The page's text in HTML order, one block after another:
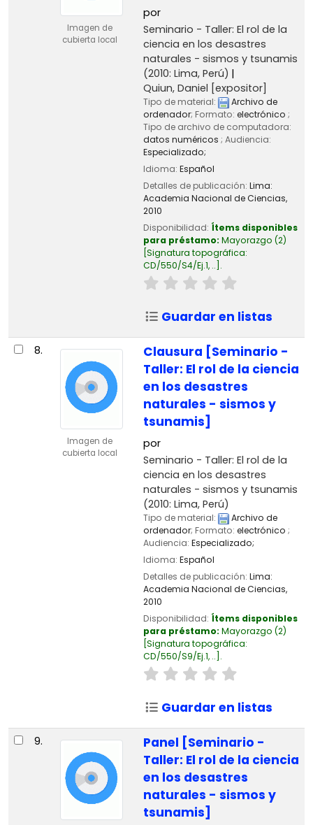
Imagen de
cubierta local
por
Seminario - Taller: El rol de la
ciencia en los desastres
naturales - sismos y tsunamis
(2010: Lima, Perú)
Quiun, Daniel [expositor]
Tipo de material:
Archivo de
ordenador; Formato: electrónico ;
Tipo de archivo de computadora:
datos numéricos ; Audiencia:
Especializado;
Idioma: Español
Detalles de publicación: Lima:
Academia Nacional de Ciencias,
2010
Disponibilidad: Ítems disponibles
para préstamo: Mayorazgo (2)
Signatura topográfica:
CD/550/S4/Ej.1, .. .
Guardar en listas
8.
Imagen de
cubierta local
Clausura [Seminario -
Taller: El rol de la ciencia
en los desastres
naturales - sismos y
tsunamis]
por
Seminario - Taller: El rol de la
ciencia en los desastres
naturales - sismos y tsunamis
(2010: Lima, Perú)
Tipo de material:
Archivo de
ordenador; Formato: electrónico ;
Audiencia: Especializado;
Idioma: Español
Detalles de publicación: Lima:
Academia Nacional de Ciencias,
2010
Disponibilidad: Ítems disponibles
para préstamo: Mayorazgo (2)
Signatura topográfica:
CD/550/S9/Ej.1, .. .
Guardar en listas
9.
Panel [Seminario -
Taller: El rol de la ciencia
en los desastres
naturales - sismos y
tsunamis]